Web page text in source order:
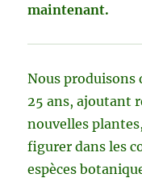
maintenant.
Nous produisons
25 ans, ajoutant
nouvelles
figurer dans les
espèces